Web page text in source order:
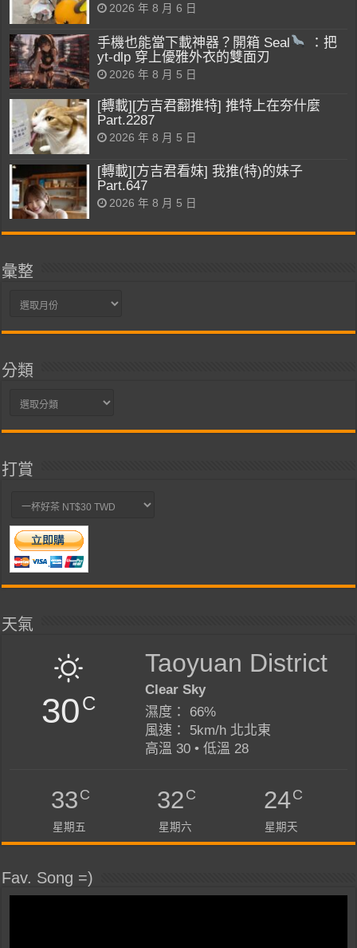
2026 年 8 月 6 日
手機也能當下載神器？開箱 Seal
：把
yt-dlp 穿上優雅外衣的雙面刃
2026 年 8 月 5 日
[轉載][方吉君翻推特] 推特上在夯什麼
Part.2287
2026 年 8 月 5 日
[轉載][方吉君看妹] 我推(特)的妹子
Part.647
2026 年 8 月 5 日
彙整
彙
分類
分
打賞
天氣
30C
Taoyuan District
Clear Sky
濕度： 66%
風速： 5km/h 北北東
高溫 30 • 低溫 28
33C
星期五
32C
星期六
24C
星期天
Fav. Song =)